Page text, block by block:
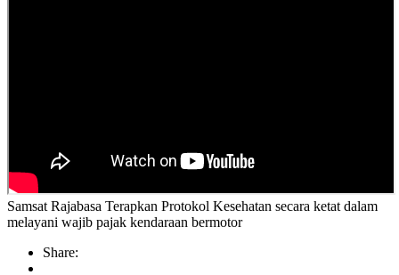
Samsat Rajabasa Terapkan Protokol Kesehatan secara ketat dalam
melayani wajib pajak kendaraan bermotor
Share: